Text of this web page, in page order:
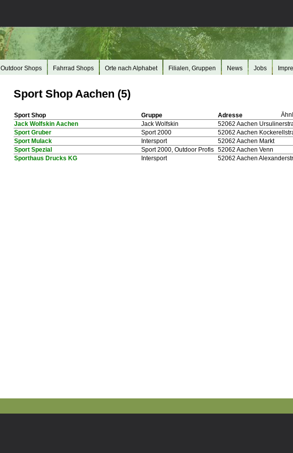
Outdoor Shops Fahrrad Shops Orte nach Alphabet Filialen, Gruppen News Jobs
Sport Shop Aachen (5)
Sport Shop Gruppe
Adresse
Jack Wolfskin Aachen
Jack Wolfskin
52062 Aachen
Sport Gruber
Sport 2000
52062 Aachen
Sport Mulack
Intersport
52062 Aachen Markt
Sport Spezial
Sport 2000, Outdoor Profis 52062 Aachen Venn
Sporthaus Drucks KG
Intersport 52062 Aachen